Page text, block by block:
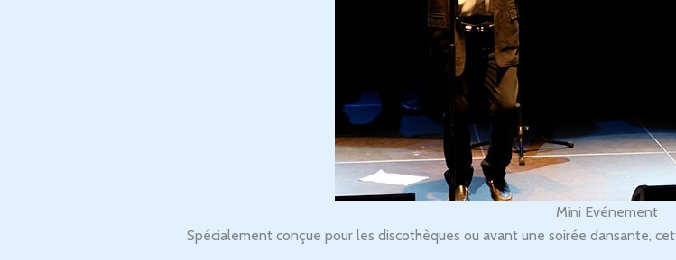
Mini Evénement
Spécialement conçue pour les discothèques ou avant une soirée dansante,